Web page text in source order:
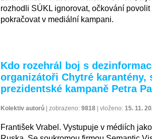
rozhodli SÚKL ignorovat, očkování
pokračovat v mediální kampani.
Kdo rozehrál boj s
organizátoři Chytré
prezidentské kampaně Petra
Kolektiv autorů zobrazeno: 9818 vloženo: 15. 11.
František Vrabel. Vystupuje v médiích